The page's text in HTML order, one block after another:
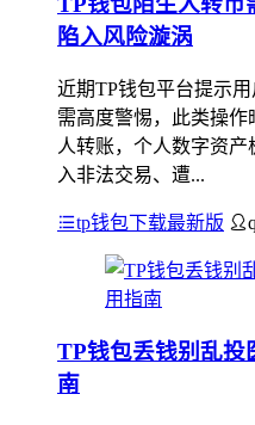
陷入风险漩涡
近期TP钱包平台提示
需高度警惕，此类操
人转账，个人数字资
入非法交易、遭...
tp钱包下载最新版
TP钱包丢钱别乱投
南